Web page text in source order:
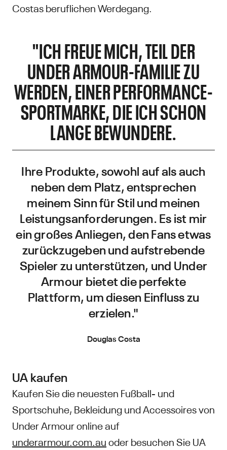
Costas beruflichen Werdegang.
"ICH FREUE MICH, TEIL DER
UNDER ARMOUR-FAMILIE ZU
WERDEN, EINER PERFORMANCE-
SPORTMARKE, DIE ICH SCHON
LANGE BEWUNDERE.
Ihre Produkte, sowohl auf als auch
neben dem Platz, entsprechen
meinem Sinn für Stil und meinen
Leistungsanforderungen. Es ist mir
ein großes Anliegen, den Fans etwas
zurückzugeben und aufstrebende
Spieler zu unterstützen, und Under
Armour bietet die perfekte
Plattform, um diesen Einfluss zu
erzielen."
Douglas Costa
UA kaufen
Kaufen Sie die neuesten Fußball- und
Sportschuhe, Bekleidung und Accessoires von
Under Armour online auf
underarmour.com.auoder besuchen Sie UA